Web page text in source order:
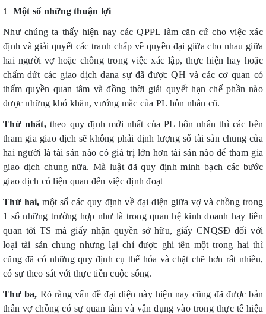
Một số những thuận lợi
Như chúng ta thấy hiện nay các QPPL làm căn cứ cho việc xác
định và giải quyết các tranh chấp về quyền đại giữa cho nhau giữa
hai người vợ hoặc chồng trong việc xác lập, thực hiện hay hoặc
chấm dứt các giao dịch dana sự đã được QH và các cơ quan có
thẩm quyền quan tâm và đồng thời giải quyết hạn chế phần nào
được những khó khăn, vướng mắc của PL hôn nhân cũ.
Thứ nhất,theo quy định mới nhất của PL hôn nhân thì các bên
tham gia giao dịch sẽ không phải định lượng số tài sản chung của
hai người là tài sản nào có giá trị lớn hơn tài sản nào để tham gia
giao dịch chung nữa. Mà luật đã quy định minh bạch các bước
giao dịch có liện quan đến việc định đoạt
Thứ hai,một số các quy định về đại diện giữa vợ và chồng trong
1 số những trường hợp như là trong quan hệ kinh doanh hay liên
quan tới TS mà giấy nhận quyền sở hữu, giấy CNQSĐ đối với
loại tài sản chung nhưng lại chỉ được ghi tên một trong hai thì
cũng đã có những quy định cụ thể hóa và chặt chẽ hơn rất nhiều,
có sự theo sát với thực tiễn cuộc sống.
Thư ba, Rõ ràng vấn đề đại diện này hiện nay cũng đã được bản
thân vợ chồng có sự quan tâm và vận dụng vào trong thực tế hiệu